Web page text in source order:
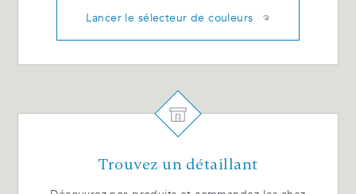
Lancer le sélecteur de couleurs
Trouvez un détaillant